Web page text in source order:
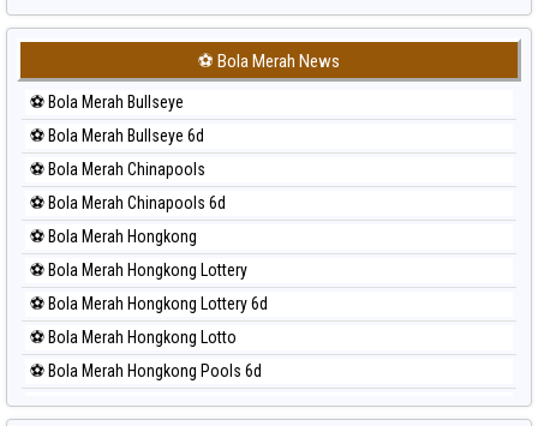
Prediksi Sydney Lottery 6d
Prediksi Sydney Pools 6d
Prediksi Taipei
Prediksi Taiwan
⚽ Bola Merah News
⚽ Bola Merah Bullseye
⚽ Bola Merah Bullseye 6d
⚽ Bola Merah Chinapools
⚽ Bola Merah Chinapools 6d
⚽ Bola Merah Hongkong
⚽ Bola Merah Hongkong Lottery
⚽ Bola Merah Hongkong Lottery 6d
⚽ Bola Merah Hongkong Lotto
⚽ Bola Merah Hongkong Pools 6d
⚽ Bola Merah Japan